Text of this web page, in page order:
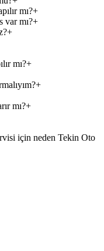
mı?+
var mı?+
+
mı?+
+
mı?+
için neden Tekin Oto